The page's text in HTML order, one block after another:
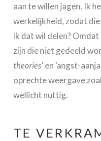
aan te willen jagen. Ik
werkelijkheid, zodat
ik dat wil delen?
zijn die niet gedeeld
theories‘ en ‘angst-
oprechte weergave
wellicht nuttig.
TE